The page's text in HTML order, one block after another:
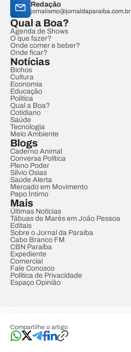
Compartilhe o artigo
Redação
jornalismo@jornaldaparaiba.com.br
Qual a Boa?
Agenda de Shows
O que fazer?
Onde comer e beber?
Onde ficar?
Notícias
Bichos
Cultura
Economia
Educação
Política
Qual a Boa?
Cotidiano
Saúde
Tecnologia
Meio Ambiente
Blogs
Caderno Animal
Conversa Política
Pleno Poder
Sílvio Osias
Saúde Alerta
Mercado em Movimento
Papo Íntimo
Mais
Últimas Notícias
Tábuas de Marés em João Pessoa
Editais
Sobre o Jornal da Paraíba
Cabo Branco FM
CBN Paraíba
Expediente
Comercial
Fale Conosco
Política de Privacidade
Espaço Opinião
Developed by Designed by